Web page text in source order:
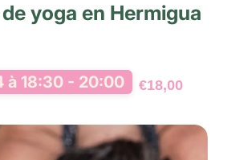
yoga en Hermigua
à 18:30- 20:00 €18,00